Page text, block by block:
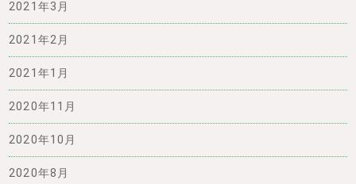
2021年3月
2021年2月
2021年1月
2020年11月
2020年10月
2020年8月